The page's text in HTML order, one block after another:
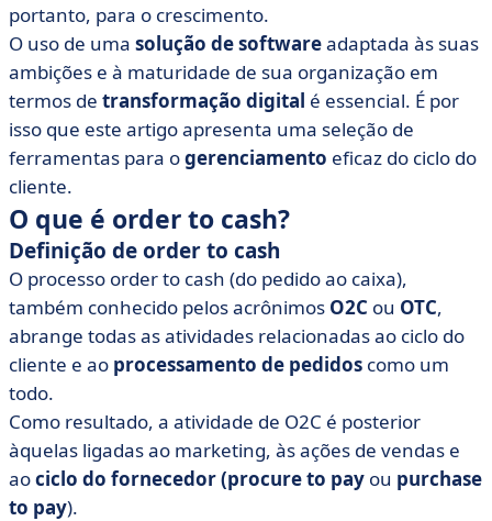
portanto, para o crescimento.
O uso de uma solução de softwareadaptada às suas
ambições e à maturidade de sua organização em
termos de transformação digital é essencial. É por
isso que este artigo apresenta uma seleção de
ferramentas para ogerenciamento eficaz do ciclo do
cliente.
O que é order to cash?
Definição de order to cash
O processo order to cash (do pedido ao caixa),
também conhecido pelos acrônimos O2C ou OTC,
abrange todas as atividades relacionadas ao ciclo do
cliente e ao processamento de pedidos como um
todo.
Como resultado, a atividade de O2C é posterior
àquelas ligadas ao marketing, às ações de vendas e
aociclo do fornecedor(procure to pay ou purchase
to pay).